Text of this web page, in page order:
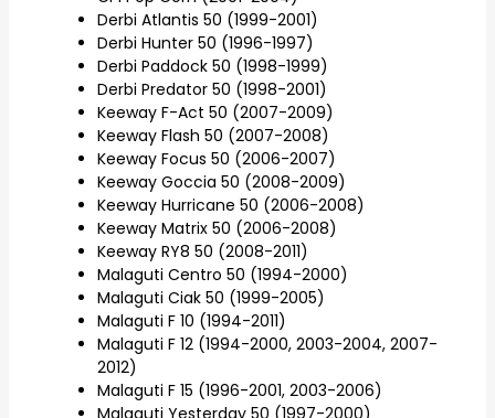
Derbi Atlantis 50 (1999-2001)
Derbi Hunter 50 (1996-1997)
Derbi Paddock 50 (1998-1999)
Derbi Predator 50 (1998-2001)
Keeway F-Act 50 (2007-2009)
Keeway Flash 50 (2007-2008)
Keeway Focus 50 (2006-2007)
Keeway Goccia 50 (2008-2009)
Keeway Hurricane 50 (2006-2008)
Keeway Matrix 50 (2006-2008)
Keeway RY8 50 (2008-2011)
Malaguti Centro 50 (1994-2000)
Malaguti Ciak 50 (1999-2005)
Malaguti F 10 (1994-2011)
Malaguti F 12 (1994-2000, 2003-2004, 2007-
2012)
Malaguti F 15 (1996-2001, 2003-2006)
Malaguti Yesterday 50 (1997-2000)